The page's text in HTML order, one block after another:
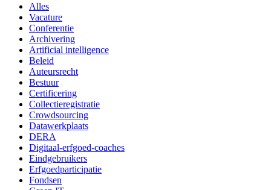
Alles
Vacature
Conferentie
Archivering
Artificial intelligence
Beleid
Auteursrecht
Bestuur
Certificering
Collectieregistratie
Crowdsourcing
Datawerkplaats
DERA
Digitaal-erfgoed-coaches
Eindgebruikers
Erfgoedparticipatie
Fondsen